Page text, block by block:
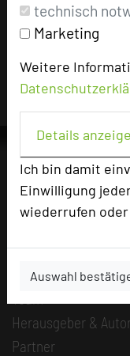
technisch
Marketing
Weitere
Details
Ich bin damit
Einwilligung
wiederrufen
Auswahl
Für die
Hotels die
Die Idee
Über uns
Mission
Kategorie
Herausgeber &
Partner